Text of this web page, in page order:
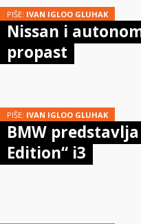
PIŠE: IVAN IGLOO GLUHAK
Nissan i
propast
PIŠE: IVAN IGLOO GLUHAK
BMW
Edition“ i3